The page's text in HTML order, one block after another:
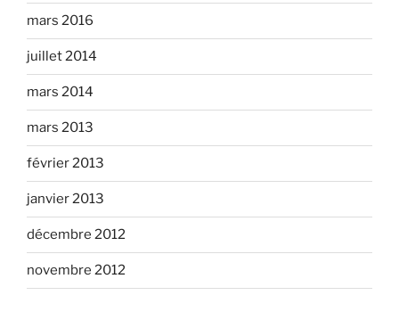
mars 2016
juillet 2014
mars 2014
mars 2013
février 2013
janvier 2013
décembre 2012
novembre 2012